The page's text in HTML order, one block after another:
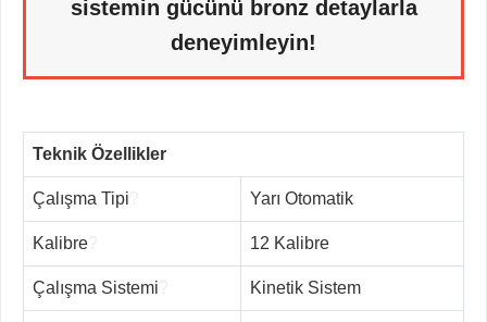
sistemin gücünü bronz detaylarla
deneyimleyin!
Teknik Özellikler
Çalışma Tipi Yarı Otomatik
Kalibre 12 Kalibre
Çalışma Sistemi Kinetik Sistem